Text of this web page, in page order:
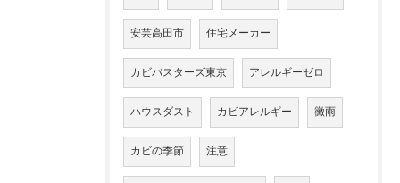
安芸高田市 住宅メーカー
カビバスターズ東京 アレルギーゼロ
ハウスダスト カビアレルギー 黴雨
カビの季節 注意